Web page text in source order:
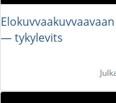
Elokuvvaakuvvaavaan
― tykylevits